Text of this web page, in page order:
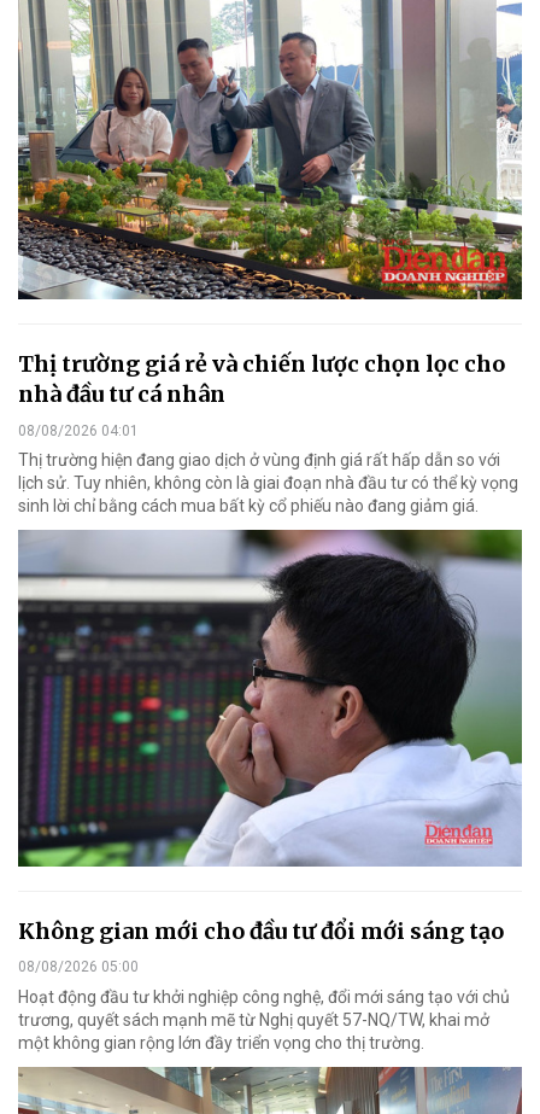
Thị trường giá rẻ và chiến lược chọn lọc cho
nhà đầu tư cá nhân
08/08/2026 04:01
Thị trường hiện đang giao dịch ở vùng định giá rất hấp dẫn so với
lịch sử. Tuy nhiên, không còn là giai đoạn nhà đầu tư có thể kỳ vọng
sinh lời chỉ bằng cách mua bất kỳ cổ phiếu nào đang giảm giá.
Không gian mới cho đầu tư đổi mới sáng tạo
08/08/2026 05:00
Hoạt động đầu tư khởi nghiệp công nghệ, đổi mới sáng tạo với chủ
trương, quyết sách mạnh mẽ từ Nghị quyết 57-NQ/TW, khai mở
một không gian rộng lớn đầy triển vọng cho thị trường.